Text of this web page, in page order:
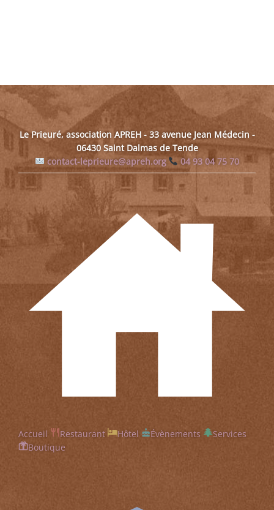
Le Prieuré, association APREH - 33 avenue Jean Médecin -
06430 Saint Dalmas de Tende
contact-leprieure@apreh.org
04 93 04 75 70
Accueil Restaurant Hôtel Évènements
Services
Boutique